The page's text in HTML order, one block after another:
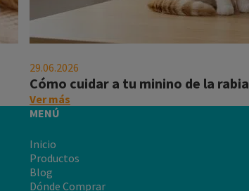
cuidar
a
tu
minino
de
rabia
29.06.2026
Cómo cuidar a tu minino de la rabia
Ver más
cuidar
tu
MENÚ
Inicio
Productos
Blog
Dónde Comprar